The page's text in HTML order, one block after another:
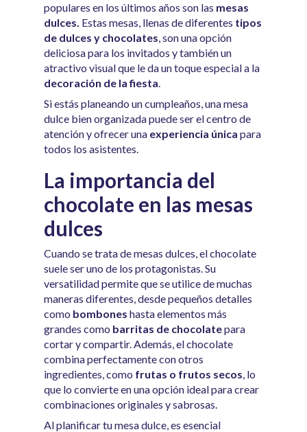
populares en los últimos años son las mesas
dulces. Estas mesas, llenas de diferentes tipos
de dulces y chocolates, son una opción
deliciosa para los invitados y también un
atractivo visual que le da un toque especial a la
decoración de la fiesta.
Si estás planeando un cumpleaños, una mesa
dulce bien organizada puede ser el centro de
atención y ofrecer una experiencia única para
todos los asistentes.
La importancia del
chocolate en las mesas
dulces
Cuando se trata de mesas dulces, el chocolate
suele ser uno de los protagonistas. Su
versatilidad permite que se utilice de muchas
maneras diferentes, desde pequeños detalles
como bombones hasta elementos más
grandes como barritas de chocolatepara
cortar y compartir. Además, el chocolate
combina perfectamente con otros
ingredientes, como frutas o frutos secos, lo
que lo convierte en una opción ideal para crear
combinaciones originales y sabrosas.
Al planificar tu mesa dulce, es esencial